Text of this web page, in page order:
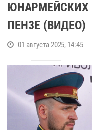
ЮНАРМЕЙСКИХ
ПЕНЗЕ (ВИДЕО)
01 августа 2025, 14:45